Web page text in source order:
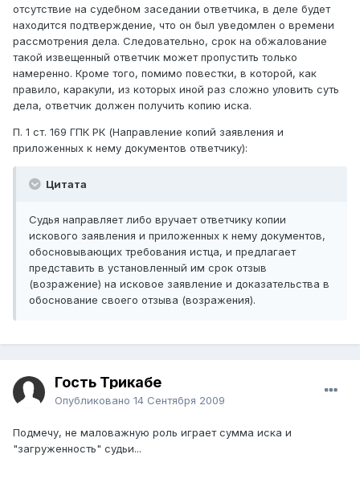
отсутствие на судебном заседании ответчика, в деле будет
находится подтверждение, что он был уведомлен о времени
рассмотрения дела. Следовательно, срок на обжалование
такой извещенный ответчик может пропустить только
намеренно. Кроме того, помимо повестки, в которой, как
правило, каракули, из которых иной раз сложно уловить суть
дела, ответчик должен получить копию иска.
П. 1 ст. 169 ГПК РК (Направление копий заявления и
приложенных к нему документов ответчику):
Цитата
Судья направляет либо вручает ответчику копии
искового заявления и приложенных к нему документов,
обосновывающих требования истца, и предлагает
представить в установленный им срок отзыв
(возражение) на исковое заявление и доказательства в
обоснование своего отзыва (возражения).
Гость Трикабе
Опубликовано 14 Сентября 2009
Подмечу, не маловажную роль играет сумма иска и
"загруженность" судьи...